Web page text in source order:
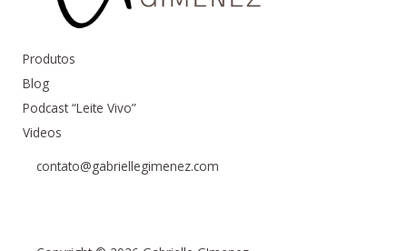
Produtos
Blog
Podcast “Leite Vivo”
Videos
contato@gabriellegimenez.com